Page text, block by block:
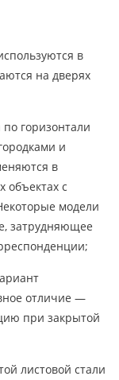
в
на дверях
горизонтали
и
в
объектах с
модели
затрудняющее
отличие —
при закрытой
листовой стали